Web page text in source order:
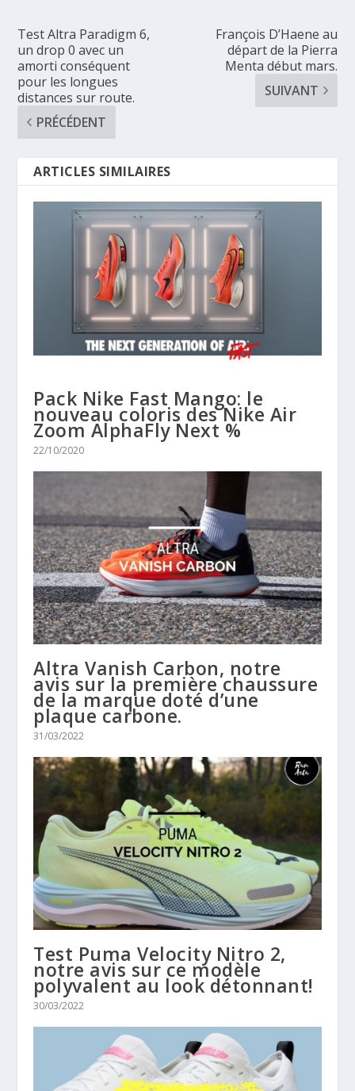
Test Altra Paradigm 6,
un drop 0 avec un
amorti conséquent
pour les longues
distances sur route.
PRÉCÉDENT
François D’Haene au
départ de la Pierra
Menta début mars.
SUIVANT
ARTICLES SIMILAIRES
Pack Nike Fast Mango: le
nouveau coloris des Nike Air
Zoom AlphaFly Next %
22/10/2020
Altra Vanish Carbon, notre
avis sur la première chaussure
de la marque doté d’une
plaque carbone.
31/03/2022
Test Puma Velocity Nitro 2,
notre avis sur ce modèle
polyvalent au look détonnant!
30/03/2022